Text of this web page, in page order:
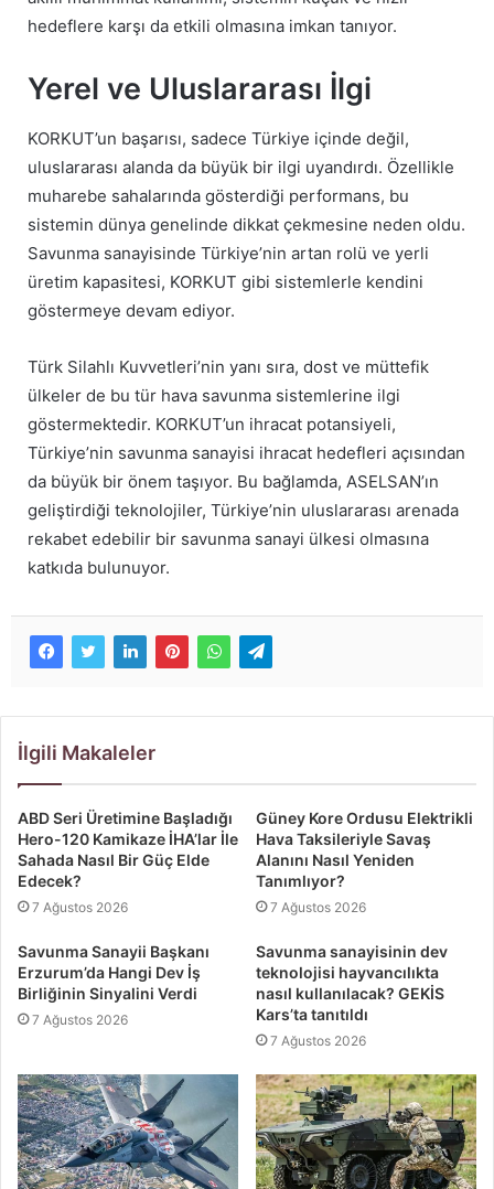
hedeflere karşı da etkili olmasına imkan tanıyor.
Yerel ve Uluslararası İlgi
KORKUT’un başarısı, sadece Türkiye içinde değil,
uluslararası alanda da büyük bir ilgi uyandırdı. Özellikle
muharebe sahalarında gösterdiği performans, bu
sistemin dünya genelinde dikkat çekmesine neden oldu.
Savunma sanayisinde Türkiye’nin artan rolü ve yerli
üretim kapasitesi, KORKUT gibi sistemlerle kendini
göstermeye devam ediyor.
Türk Silahlı Kuvvetleri’nin yanı sıra, dost ve müttefik
ülkeler de bu tür hava savunma sistemlerine ilgi
göstermektedir. KORKUT’un ihracat potansiyeli,
Türkiye’nin savunma sanayisi ihracat hedefleri açısından
da büyük bir önem taşıyor. Bu bağlamda, ASELSAN’ın
geliştirdiği teknolojiler, Türkiye’nin uluslararası arenada
rekabet edebilir bir savunma sanayi ülkesi olmasına
katkıda bulunuyor.
İlgili Makaleler
ABD Seri Üretimine Başladığı
Hero-120 Kamikaze İHA’lar İle
Sahada Nasıl Bir Güç Elde
Edecek?
7 Ağustos 2026
Güney Kore Ordusu Elektrikli
Hava Taksileriyle Savaş
Alanını Nasıl Yeniden
Tanımlıyor?
7 Ağustos 2026
Savunma Sanayii Başkanı
Erzurum’da Hangi Dev İş
Birliğinin Sinyalini Verdi
7 Ağustos 2026
Savunma sanayisinin dev
teknolojisi hayvancılıkta
nasıl kullanılacak? GEKİS
Kars’ta tanıtıldı
7 Ağustos 2026